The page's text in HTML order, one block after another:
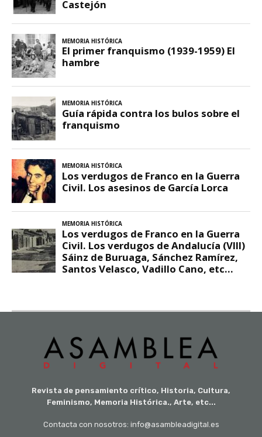
Revista de pensamiento crítico, Historia, Cultura,
Feminismo, Memoria Histórica., Arte, etc...
Contacta con nosotros: info@asambleadigital.es